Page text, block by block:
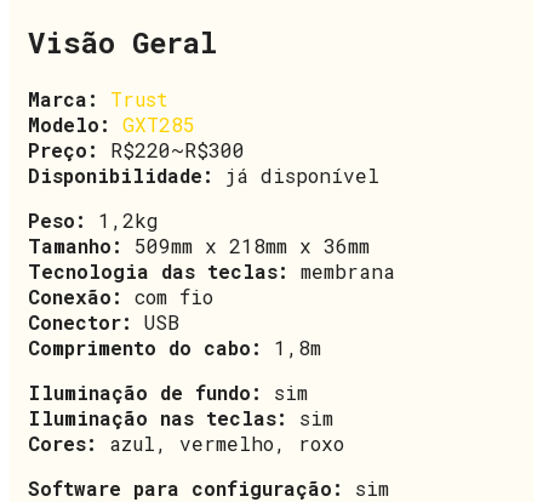
Visão Geral
Marca:
Trust
Modelo:
GXT285
Preço:
R$220~R$300
Disponibilidade:
já disponível
Peso:
1,2kg
Tamanho:
509mm x 218mm x 36mm
Tecnologia das teclas:
membrana
Conexão:
com fio
Conector:
USB
Comprimento do cabo:
1,8m
Iluminação de fundo:
sim
Iluminação nas teclas:
sim
Cores:
azul, vermelho, roxo
Software para configuração:
sim